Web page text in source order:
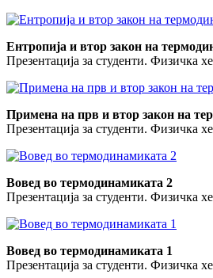
Ентропија и втор закон на
Презентација за студенти. Физичка
Примена на прв и втор закон на
Презентација за студенти. Физичка
Вовед во термодинамиката 2
Презентација за студенти. Физичка
Вовед во термодинамиката 1
Презентација за студенти. Физичка